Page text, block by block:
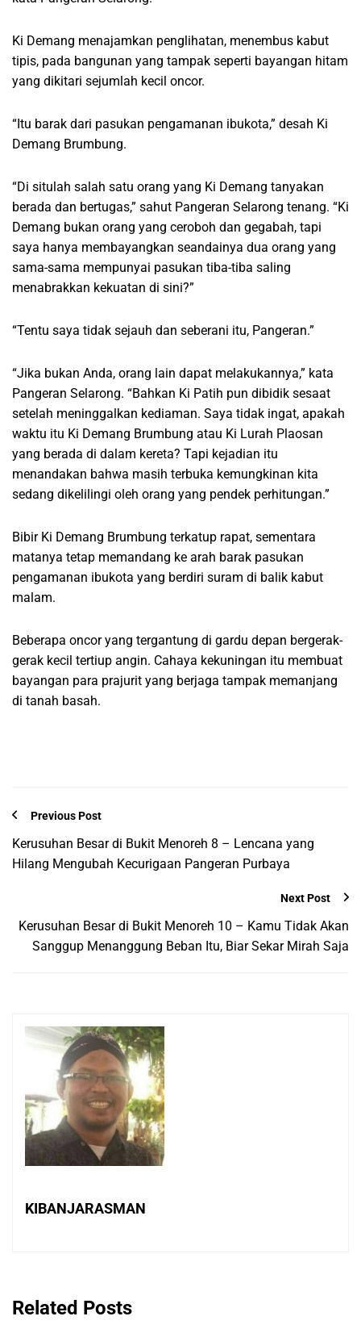
Ki Demang menajamkan penglihatan, menembus kabut
tipis, pada bangunan yang tampak seperti bayangan hitam
yang dikitari sejumlah kecil oncor.
“Itu barak dari pasukan pengamanan ibukota,” desah Ki
Demang Brumbung.
“Di situlah salah satu orang yang Ki Demang tanyakan
berada dan bertugas,” sahut Pangeran Selarong tenang. “Ki
Demang bukan orang yang ceroboh dan gegabah, tapi
saya hanya membayangkan seandainya dua orang yang
sama-sama mempunyai pasukan tiba-tiba saling
menabrakkan kekuatan di sini?”
“Tentu saya tidak sejauh dan seberani itu, Pangeran.”
“Jika bukan Anda, orang lain dapat melakukannya,” kata
Pangeran Selarong. “Bahkan Ki Patih pun dibidik sesaat
setelah meninggalkan kediaman. Saya tidak ingat, apakah
waktu itu Ki Demang Brumbung atau Ki Lurah Plaosan
yang berada di dalam kereta? Tapi kejadian itu
menandakan bahwa masih terbuka kemungkinan kita
sedang dikelilingi oleh orang yang pendek perhitungan.”
Bibir Ki Demang Brumbung terkatup rapat, sementara
matanya tetap memandang ke arah barak pasukan
pengamanan ibukota yang berdiri suram di balik kabut
malam.
Beberapa oncor yang tergantung di gardu depan bergerak-
gerak kecil tertiup angin. Cahaya kekuningan itu membuat
bayangan para prajurit yang berjaga tampak memanjang
di tanah basah.
Previous Post
Kerusuhan Besar di Bukit Menoreh 8 – Lencana yang
Hilang Mengubah Kecurigaan Pangeran Purbaya
Next Post
Kerusuhan Besar di Bukit Menoreh 10 – Kamu Tidak Akan
Sanggup Menanggung Beban Itu, Biar Sekar Mirah Saja
KIBANJARASMAN
Related Posts